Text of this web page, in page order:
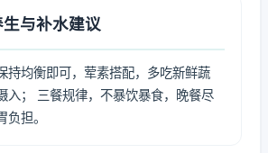
与补水建议
持均衡即可，荤素搭配，多吃新鲜蔬
入； 三餐规律，不暴饮暴食，晚餐尽
担。